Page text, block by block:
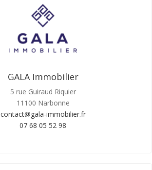
GALA Immobilier
5 rue Guiraud Riquier
11100 Narbonne
contact@gala-immobilier.fr
07 68 05 52 98